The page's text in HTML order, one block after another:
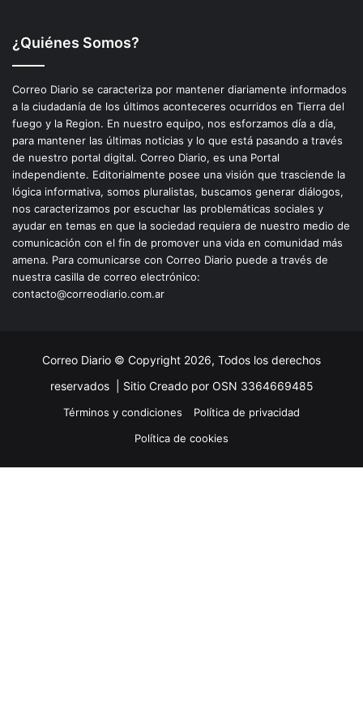
¿Quiénes Somos?
Correo Diario se caracteriza por mantener diariamente informados
a la ciudadanía de los últimos aconteceres ocurridos en Tierra del
fuego y la Region. En nuestro equipo, nos esforzamos día a día,
para mantener las últimas noticias y lo que está pasando a través
de nuestro portal digital. Correo Diario, es una Portal
independiente. Editorialmente posee una visión que trasciende la
lógica informativa, somos pluralistas, buscamos generar diálogos,
nos caracterizamos por escuchar las problemáticas sociales y
ayudar en temas en que la sociedad requiera de nuestro medio de
comunicación con el fin de promover una vida en comunidad más
amena. Para comunicarse con Correo Diario puede a través de
nuestra casilla de correo electrónico:
contacto@correodiario.com.ar
Correo Diario © Copyright 2026, Todos los derechos
reservados | Sitio Creado por OSN 3364669485
Términos y condiciones
Política de privacidad
Política de cookies